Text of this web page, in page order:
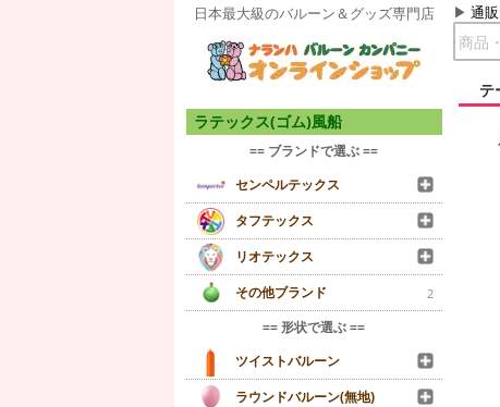
日本最大級のバルーン＆グッズ専門店 通
テ
ラテックス(ゴム)風船
== ブランドで選ぶ ==
センペルテックス
タフテックス
リオテックス
その他ブランド
2
== 形状で選ぶ ==
ツイストバルーン
ラウンドバルーン(無地)